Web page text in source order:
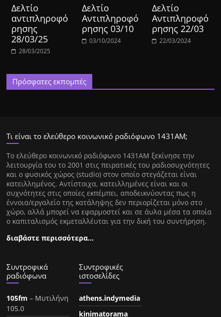
Δελτίο
αντιπληροφό
ρησης
28/03/25
28/03/2025
Δελτίο
Αντιπληροφό
ρησης 03/10
03/10/2024
Δελτίο
Αντιπληροφό
ρησης 22/03
22/03/2024
Πρόσφατες εκπομπές
Τι είναι το ελεύθερο κοινωνικό ραδιόφωνο 1431ΑΜ;
Tο ελεύθερο κοινωνικό ραδιόφωνο 1431AM ξεκίνησε την
λειτουργία του το 2001 στις πειρατικές του ραδιοσυχνότητες
και ο φυσικός χώρος (studio) στον οποίο στεγάζεται είναι
κατειλλημένος. Αντίστοιχα, κατειλλημένες είναι και οι
συχνότητες στις οποίες εκπέμπει, αποδεικνύοντας πως η
έννοια/εργαλείο της κατάληψης δεν περιορίζεται μόνο στο
χώρο, αλλά μπορεί να εφαρμοστεί και σε άυλα μέσα τα οποία
ο καπιταλισμός εκμεταλλέυται για την δική του συντήρηση.
διαβάστε περισσότερα…
Συντροφικά
ραδιόφωνα
105fm – Μυτιλήνη
105.0
Συντροφικές
ιστοσελίδες
athens.indymedia
kinimatorama